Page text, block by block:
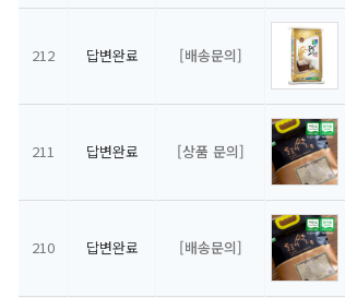
212 답변완료 [배송문의]
211 답변완료 [상품 문의]
210 답변완료 [배송문의]